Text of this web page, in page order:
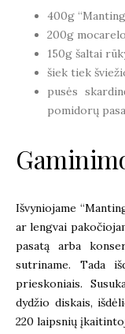
400g
200g
150g šaltai
šiek tiek
pusės
pomidorų
Išvyniojame
ar lengvai
pasatą arba
sutriname. Tada
prieskoniais.
dydžio diskais,
220 laipsnių